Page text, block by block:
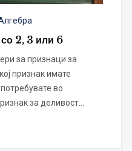
2, 3 или 6
за признаци за
признак имате
во
за деливост…